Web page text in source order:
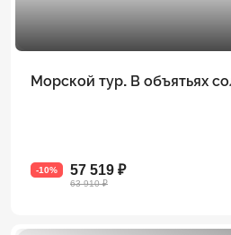
Морской тур. В объятьях
-10% 57 519 ₽
63 910 ₽